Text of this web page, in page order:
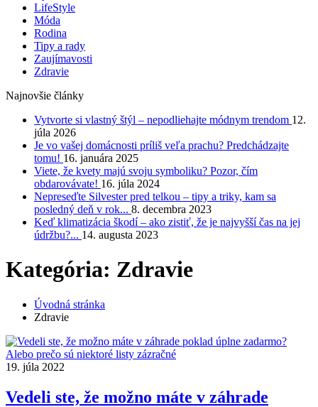
LifeStyle
Móda
Rodina
Tipy a rady
Zaujímavosti
Zdravie
Najnovšie články
Vytvorte si vlastný štýl – nepodliehajte módnym trendom 12.
júla 2026
Je vo vašej domácnosti príliš veľa prachu? Predchádzajte
tomu! 16. januára 2025
Viete, že kvety majú svoju symboliku? Pozor, čím
obdarovávate! 16. júla 2024
Nepreseďte Silvester pred telkou – tipy a triky, kam sa
posledný deň v rok... 8. decembra 2023
Keď klimatizácia škodí – ako zistiť, že je najvyšší čas na jej
údržbu?... 14. augusta 2023
Kategória: Zdravie
Úvodná stránka
Zdravie
19. júla 2022
Vedeli ste, že možno máte v záhrade